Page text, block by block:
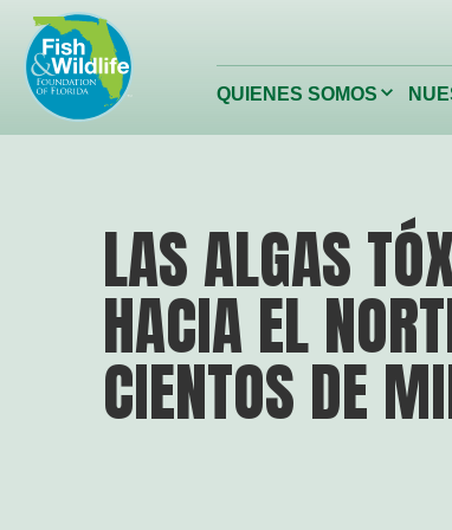
Logotipo
del
encabezado
QUIENES SOMOS Haga
alternar
Florida
Fundación de Vida
de Florida
LAS ALGAS
HACIA EL
CIENTOS DE